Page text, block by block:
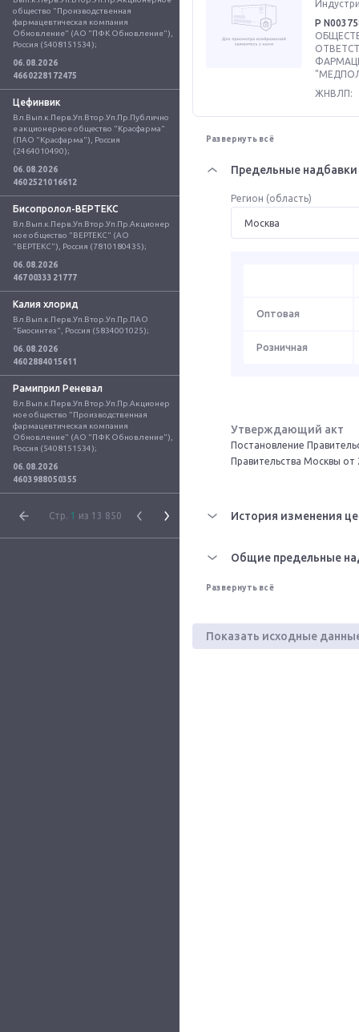
общество "Производственная
фармацевтическая компания
Обновление" (АО "ПФК Обновление"),
Россия (5408151534);
06.08.2026
4660228172475
Цефинвик
Вл.Вып.к.Перв.Уп.Втор.Уп.Пр.Публично
е акционерное общество "Красфарма"
(ПАО "Красфарма"), Россия
(2464010490);
06.08.2026
4602521016612
Бисопролол-ВЕРТЕКС
Вл.Вып.к.Перв.Уп.Втор.Уп.Пр.Акционер
ное общество "ВЕРТЕКС" (АО
"ВЕРТЕКС"), Россия (7810180435);
06.08.2026
4670033321777
Калия хлорид
Вл.Вып.к.Перв.Уп.Втор.Уп.Пр.ПАО
"Биосинтез", Россия (5834001025);
06.08.2026
4602884015611
Рамиприл Реневал
Вл.Вып.к.Перв.Уп.Втор.Уп.Пр.Акционер
ное общество "Производственная
фармацевтическая компания
Обновление" (АО "ПФК Обновление"),
Россия (5408151534);
06.08.2026
4603988050355
Стр. 1 из 13 850
Р
ЖНВЛП:
Развернуть всё
Предельные надбавки
Регион (область)
Оптовая
Розничная
Утверждающий акт
Постановление
Правительства Москвы
История изменения
Общие предельные
Развернуть всё
Показать исходные